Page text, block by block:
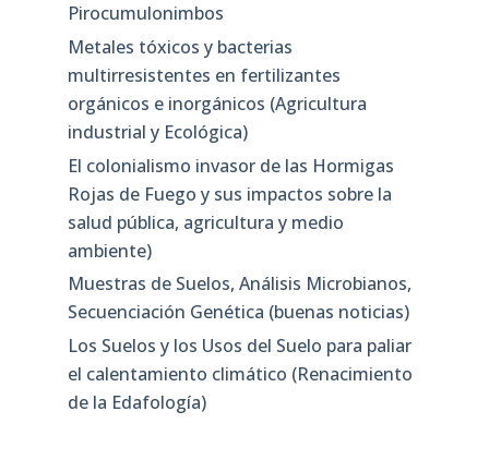
Pirocumulonimbos
Metales tóxicos y bacterias
multirresistentes en fertilizantes
orgánicos e inorgánicos (Agricultura
industrial y Ecológica)
El colonialismo invasor de las Hormigas
Rojas de Fuego y sus impactos sobre la
salud pública, agricultura y medio
ambiente)
Muestras de Suelos, Análisis Microbianos,
Secuenciación Genética (buenas noticias)
Los Suelos y los Usos del Suelo para paliar
el calentamiento climático (Renacimiento
de la Edafología)